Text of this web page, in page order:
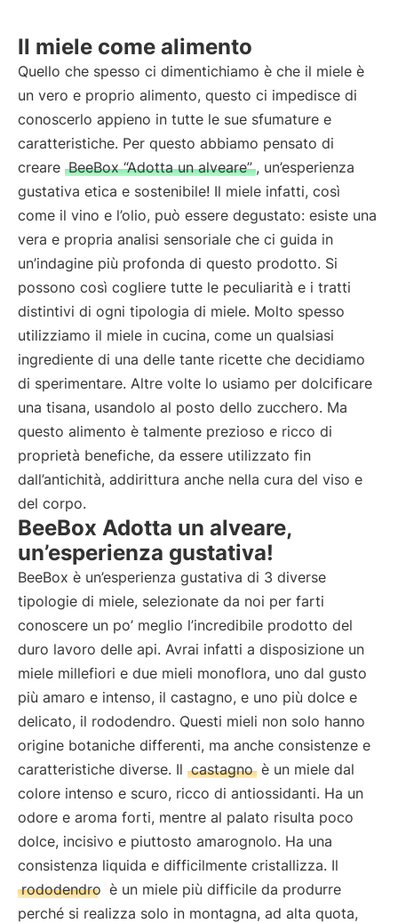
Il miele come alimento
Quello che spesso ci dimentichiamo è che il miele è
un vero e proprio alimento, questo ci impedisce di
conoscerlo appieno in tutte le sue sfumature e
caratteristiche. Per questo abbiamo pensato di
creare BeeBox “Adotta un alveare” , un’esperienza
gustativa etica e sostenibile! Il miele infatti, così
come il vino e l’olio, può essere degustato: esiste una
vera e propria analisi sensoriale che ci guida in
un’indagine più profonda di questo prodotto. Si
possono così cogliere tutte le peculiarità e i tratti
distintivi di ogni tipologia di miele. Molto spesso
utilizziamo il miele in cucina, come un qualsiasi
ingrediente di una delle tante ricette che decidiamo
di sperimentare. Altre volte lo usiamo per dolcificare
una tisana, usandolo al posto dello zucchero. Ma
questo alimento è talmente prezioso e ricco di
proprietà benefiche, da essere utilizzato fin
dall’antichità, addirittura anche nella cura del viso e
del corpo.
BeeBox Adotta un alveare,
un’esperienza gustativa!
BeeBox è un’esperienza gustativa di 3 diverse
tipologie di miele, selezionate da noi per farti
conoscere un po’ meglio l’incredibile prodotto del
duro lavoro delle api. Avrai infatti a disposizione un
miele millefiori e due mieli monoflora, uno dal gusto
più amaro e intenso, il castagno, e uno più dolce e
delicato, il rododendro. Questi mieli non solo hanno
origine botaniche differenti, ma anche consistenze e
caratteristiche diverse. Il castagno è un miele dal
colore intenso e scuro, ricco di antiossidanti. Ha un
odore e aroma forti, mentre al palato risulta poco
dolce, incisivo e piuttosto amarognolo. Ha una
consistenza liquida e difficilmente cristallizza. Il
rododendro è un miele più difficile da produrre
perché si realizza solo in montagna, ad alta quota,